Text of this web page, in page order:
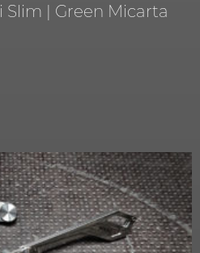
Slim | Green Micarta